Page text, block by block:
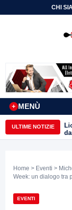
CHI
MENÙ
+
ULTIME NOTIZIE
Home > Eventi >
Week: un dialogo tra
EVENTI